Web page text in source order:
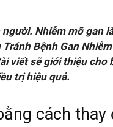
Nhiễm mỡ gan
Bệnh Gan
viết sẽ giới thiệu cho
trị hiệu quả.
cách thay